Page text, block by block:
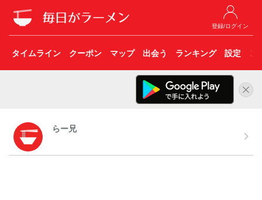
登録/ログイン
タイムライン クーポン マップ 出会う ランキング 設定 こ
らー兄